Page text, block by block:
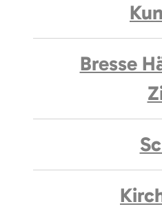
Bresse